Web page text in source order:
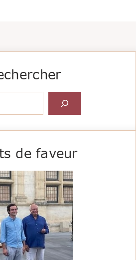
de faveur